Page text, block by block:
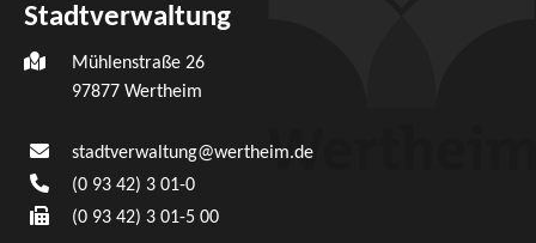
Stadtverwaltung
Mühlenstraße 26
97877 Wertheim
stadtverwaltung@wertheim.de
(0 93 42) 3 01-0
(0 93 42) 3 01-5 00